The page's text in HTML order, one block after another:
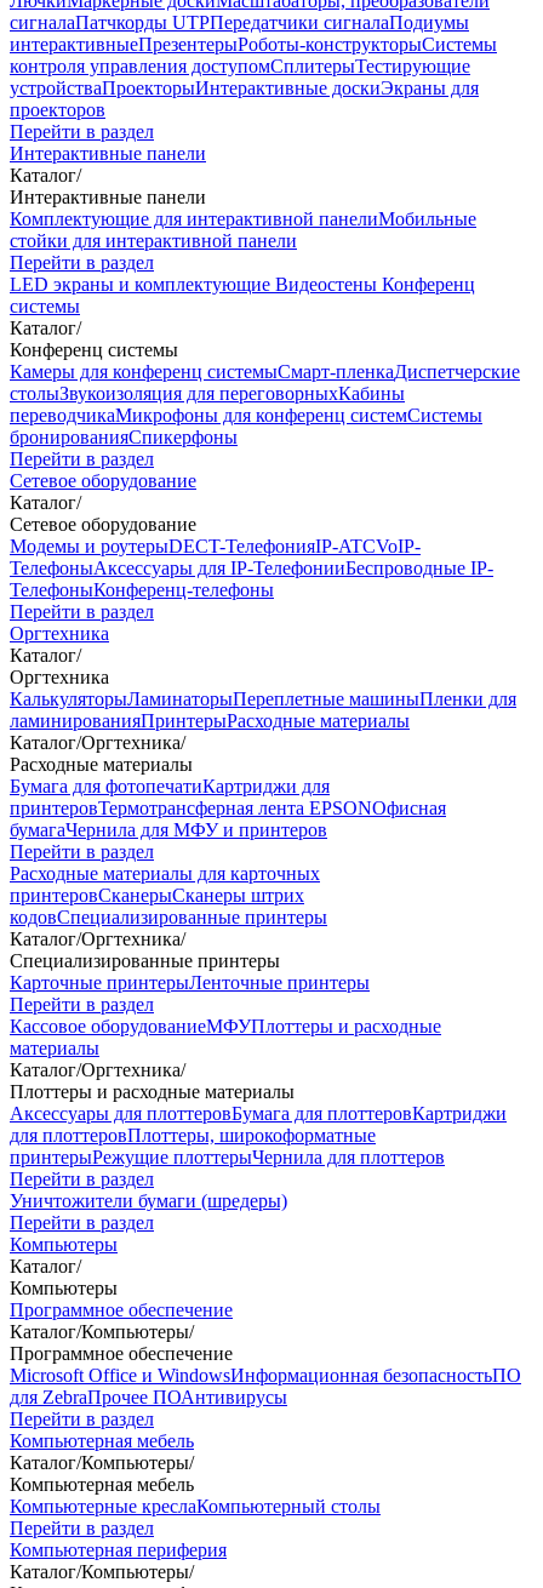
сигналаПатчкорды UTPПередатчики сигналаПодиумы
интерактивныеПрезентерыРоботы-конструкторыСистемы
контроля управления доступомСплитерыТестирующие
устройстваПроекторыИнтерактивные доскиЭкраны для
проекторов
Перейти в раздел
Интерактивные панели
Каталог/
Интерактивные панели
Комплектующие для интерактивной панелиМобильные
стойки для интерактивной панели
Перейти в раздел
LED экраны и комплектующие Видеостены Конференц
системы
Каталог/
Конференц системы
Камеры для конференц системыCмарт-пленкаДиспетчерские
столыЗвукоизоляция для переговорныхКабины
переводчикаМикрофоны для конференц системСистемы
бронированияСпикерфоны
Перейти в раздел
Сетевое оборудование
Каталог/
Сетевое оборудование
Модемы и роутерыDECT-ТелефонияIP-ATCVoIP-
ТелефоныАксессуары для IP-ТелефонииБеспроводные IP-
ТелефоныКонференц-телефоны
Перейти в раздел
Оргтехника
Каталог/
Оргтехника
КалькуляторыЛаминаторыПереплетные машиныПленки для
ламинированияПринтерыРасходные материалы
Каталог/Оргтехника/
Расходные материалы
Бумага для фотопечатиКартриджи для
принтеровТермотрансферная лента EPSONОфисная
бумагаЧернила для МФУ и принтеров
Перейти в раздел
Расходные материалы для карточных
принтеровСканерыСканеры штрих
кодовСпециализированные принтеры
Каталог/Оргтехника/
Специализированные принтеры
Карточные принтерыЛенточные принтеры
Перейти в раздел
Кассовое оборудованиеМФУПлоттеры и расходные
материалы
Каталог/Оргтехника/
Плоттеры и расходные материалы
Аксессуары для плоттеровБумага для плоттеровКартриджи
для плоттеровПлоттеры, широкоформатные
принтерыРежущие плоттерыЧернила для плоттеров
Перейти в раздел
Уничтожители бумаги (шредеры)
Перейти в раздел
Компьютеры
Каталог/
Компьютеры
Программное обеспечение
Каталог/Компьютеры/
Программное обеспечение
Microsoft Office и WindowsИнформационная безопасностьПО
для ZebraПрочее ПОАнтивирусы
Перейти в раздел
Компьютерная мебель
Каталог/Компьютеры/
Компьютерная мебель
Компьютерные креслаКомпьютерный столы
Перейти в раздел
Компьютерная периферия
Каталог/Компьютеры/